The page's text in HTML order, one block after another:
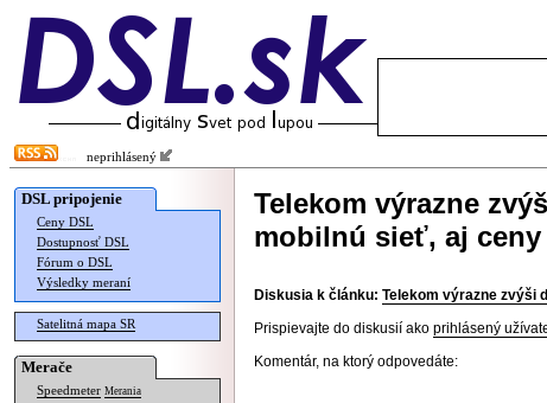
neprihlásený
DSL pripojenie
Ceny DSL
Dostupnosť DSL
Fórum o DSL
Výsledky meraní
Satelitná mapa SR
Merače
Speedmeter Merania
Telekom výrazne
mobilnú sieť, aj ceny
Diskusia k článku: Telekom výrazne zvýši
Prispievajte do diskusií ako prihlásený
Komentár, na ktorý odpovedáte: